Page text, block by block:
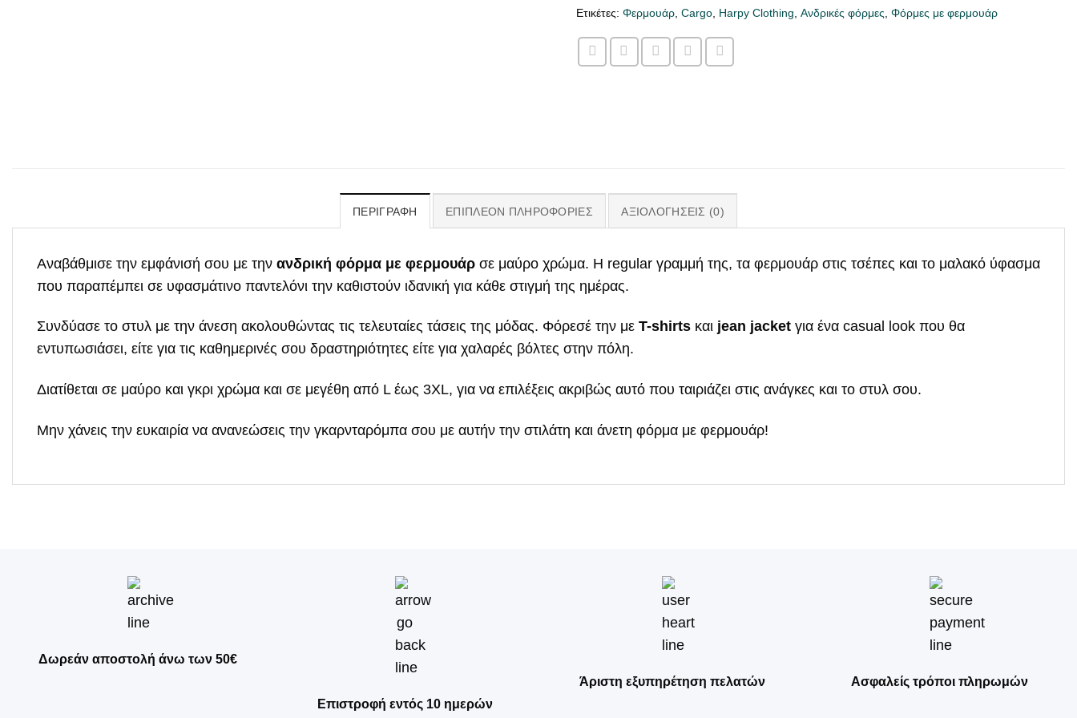
Ετικέτες:Φερμουάρ,Cargo, Harpy Clothing,Ανδρικές φόρμες,Φόρμες με φερμουάρ
ΠΕΡΙΓΡΑΦΉ ΕΠΙΠΛΈΟΝ ΠΛΗΡΟΦΟΡΊΕΣ ΑΞΙΟΛΟΓΉΣΕΙΣ (0)
Αναβάθμισε την εμφάνισή σου με την ανδρική φόρμα με φερμουάρ σε μαύρο χρώμα. Η regular γραμμή της, τα φερμουάρ στις τσέπες και το μαλακό ύφασμα
που παραπέμπει σε υφασμάτινο παντελόνι την καθιστούν ιδανική για κάθε στιγμή της ημέρας.
Συνδύασε το στυλ με την άνεση ακολουθώντας τις τελευταίες τάσεις της μόδας. Φόρεσέ την με T-shirts και jean jacket για ένα casual look που θα
εντυπωσιάσει, είτε για τις καθημερινές σου δραστηριότητες είτε για χαλαρές βόλτες στην πόλη.
Διατίθεται σε μαύρο και γκρι χρώμα και σε μεγέθη από L έως 3XL, για να επιλέξεις ακριβώς αυτό που ταιριάζει στις ανάγκες και το στυλ σου.
Μην χάνεις την ευκαιρία να ανανεώσεις την γκαρνταρόμπα σου με αυτήν την στιλάτη και άνετη φόρμα με φερμουάρ!
Δωρεάν αποστολή άνω των 50€
Επιστροφή εντός 10 ημερών
Άριστη εξυπηρέτηση πελατών Ασφαλείς τρόποι πληρωμών